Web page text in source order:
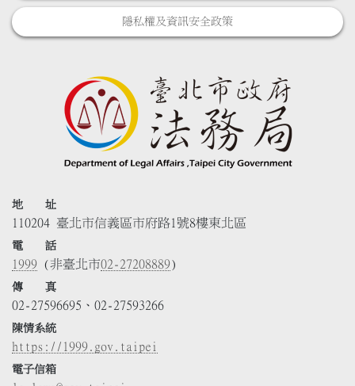
隱私權及資訊安全政策
地 址
110204 臺北市信義區市府路1號8樓東北區
電 話
1999 (非臺北市02-27208889)
傳 真
02-27596695、02-27593266
陳情系統
https://1999.gov.taipei
電子信箱